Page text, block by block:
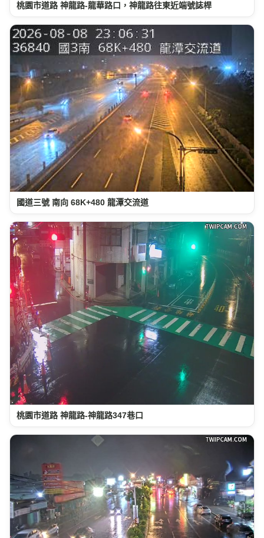
桃園市道路 神龍路-龍華路口，神龍路往東近端號誌桿
國道三號 南向 68K+480 龍潭交流道
桃園市道路 神龍路-神龍路347巷口